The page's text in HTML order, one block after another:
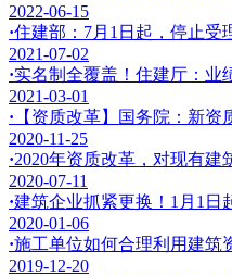
2022-06-15
·住建部：7月1日起，停止
2021-07-02
·实名制全覆盖！住建厅：
2021-03-01
· 【资质改革】国务院：新
2020-11-25
·2020年资质改革，对现有
2020-07-11
·建筑企业抓紧更换！1月1
2020-01-06
·施工单位如何合理利用建筑
2019-12-20